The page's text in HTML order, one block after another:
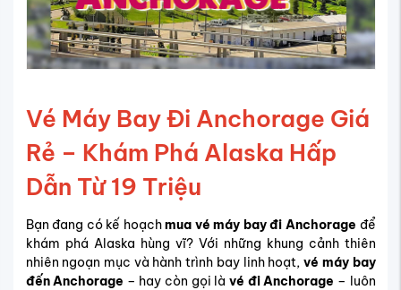
Vé Máy Bay Đi Anchorage Giá
Rẻ – Khám Phá Alaska Hấp
Dẫn Từ 19 Triệu
Bạn đang có kế hoạchmua vé máy bay đi Anchorage để
khám phá Alaska hùng vĩ? Với những khung cảnh thiên
nhiên ngoạn mục và hành trình bay linh hoạt,vé máy bay
đến Anchorage – hay còn gọi là vé đi Anchorage – luôn